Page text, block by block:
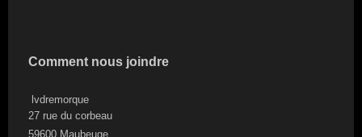
Comment nous joindre
lvdremorque
27 rue du corbeau
59600 Maubeuge